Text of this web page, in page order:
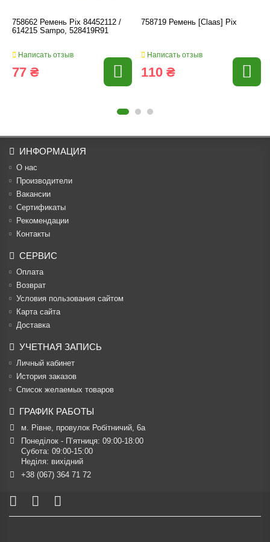
758662 Ремень Pix 84452112 /
614215 Sampo, 528419R91
Написать отзыв
77 ₴
758719 Ремень [Claas] Pix
Написать отзыв
110 ₴
ИНФОРМАЦИЯ
О нас
Производители
Вакансии
Cертификаты
Рекомендации
Контакты
СЕРВИС
Оплата
Возврат
Условия пользования сайтом
Карта сайта
Доставка
УЧЕТНАЯ ЗАПИСЬ
Личный кабинет
История заказов
Список желаемых товаров
ГРАФИК РАБОТЫ
м. Рівне, провулок Робітничий, 6а
Понеділок - П’ятниця: 09:00-18:00
Субота: 09:00-15:00
Неділя: вихідний
+38 (067) 364 71 72